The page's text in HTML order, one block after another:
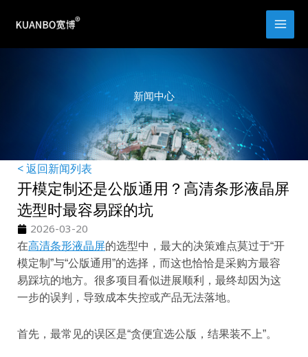
新闻中心
< 返回新闻列表
开模定制还是公版通用？高清条形液晶屏
选型时最容易踩的坑
2026-03-20
在高清条形液晶屏的选型中，最大的决策难点莫过于“开
模定制”与“公版通用”的选择，而这也恰恰是采购方最容
易踩坑的地方。很多项目看似进展顺利，最终却因为这
一步的误判，导致成本失控或产品无法落地。
首先，最常见的误区是“贪便宜选公版，结果装不上”。